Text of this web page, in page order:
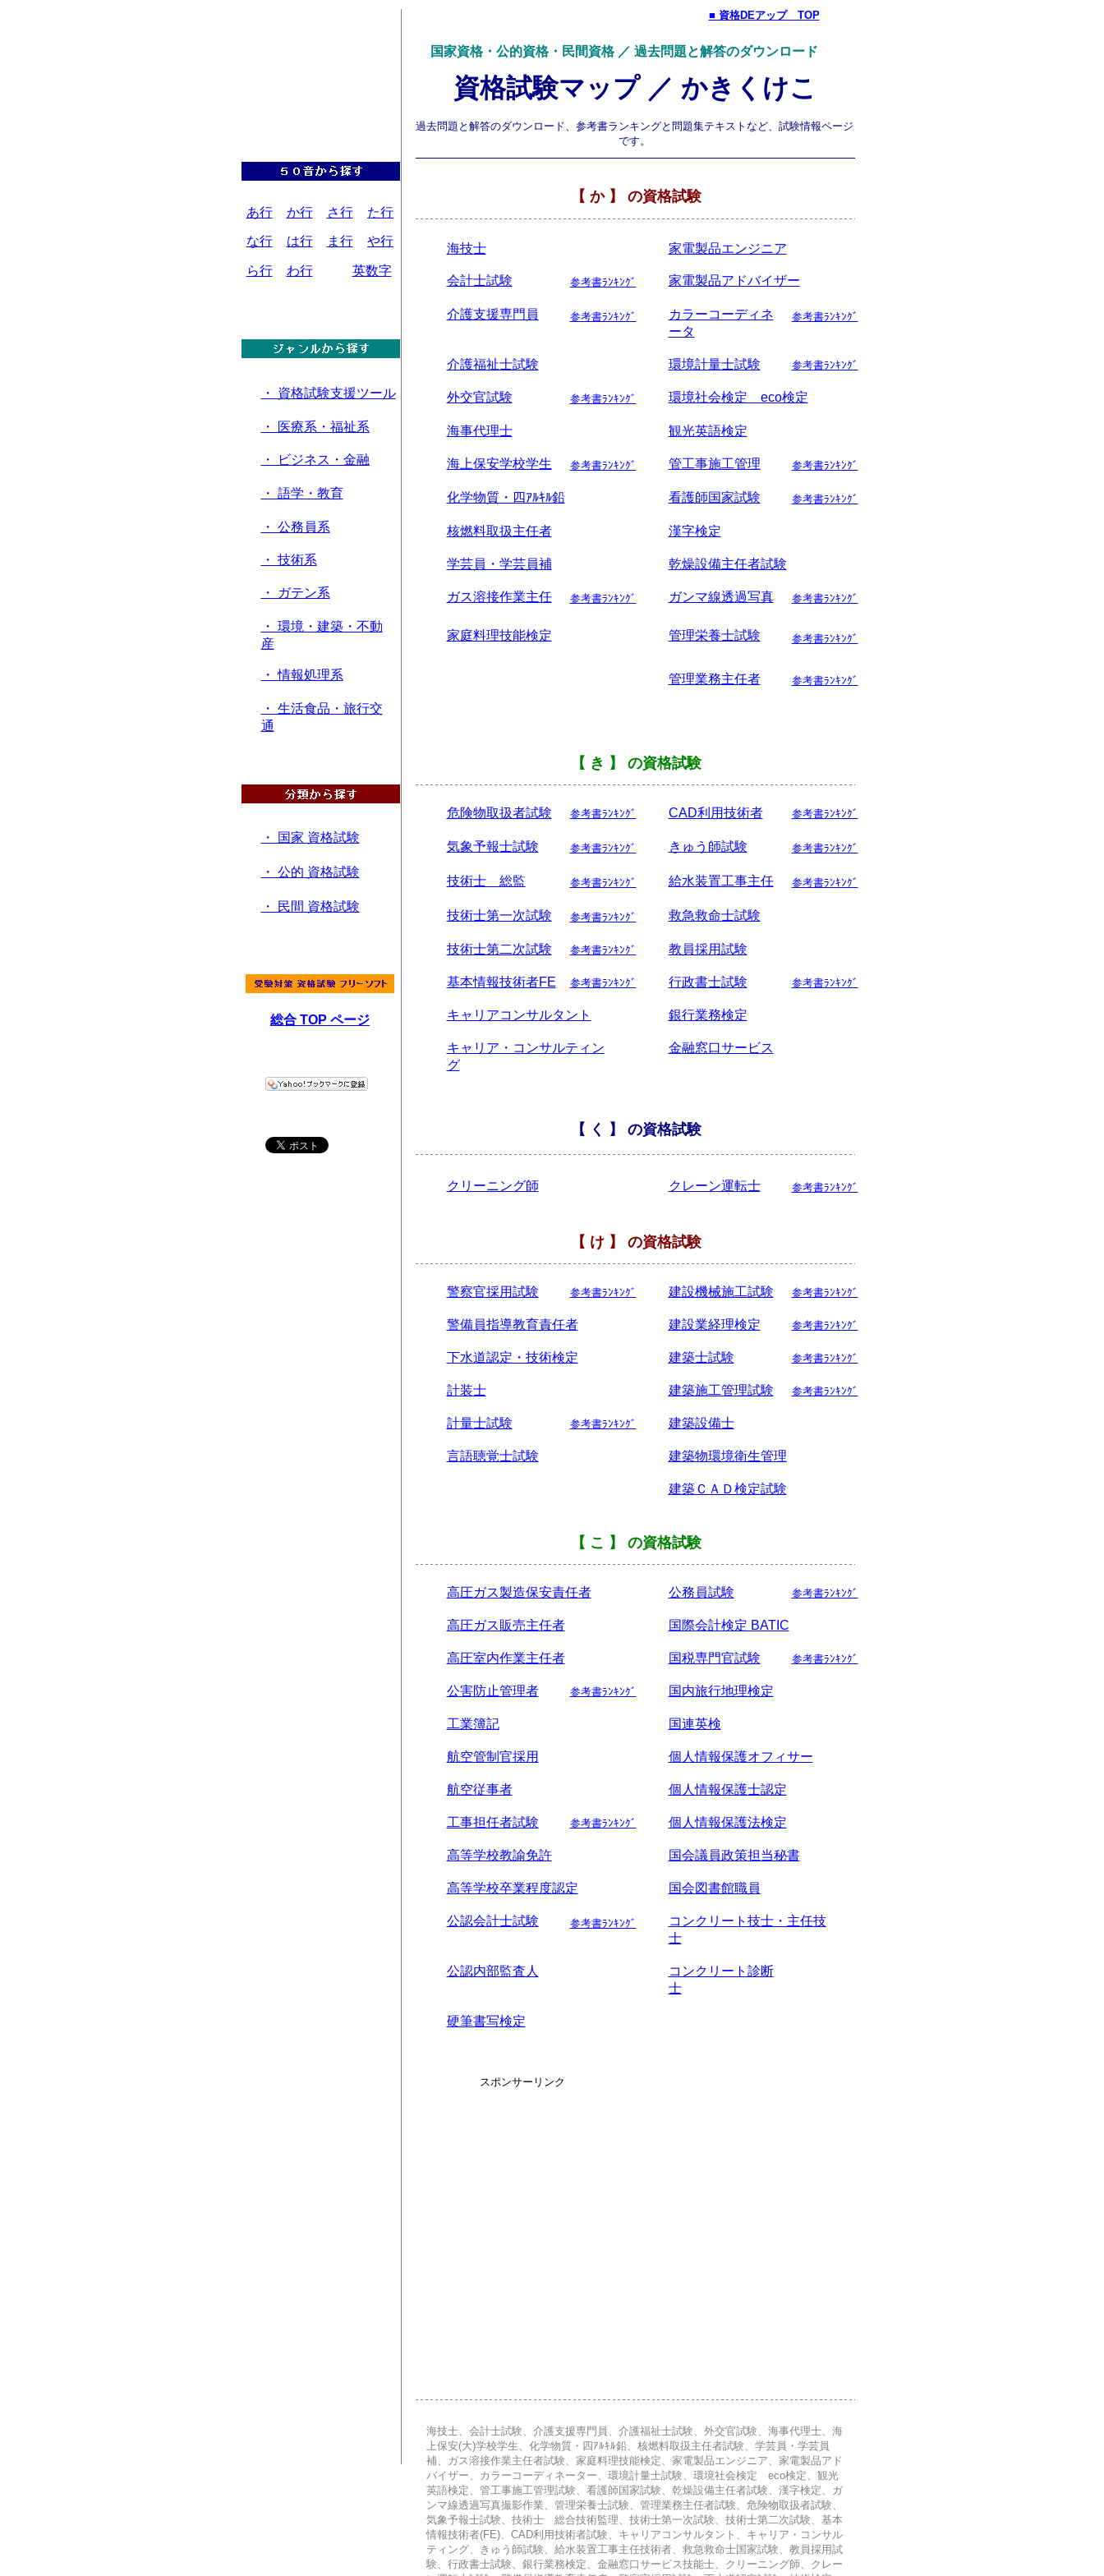
■ 資格DEアップ TOP
国家資格・公的資格・民間資格 ／ 過去問題と解答のダウンロード
資格試験マップ ／ かきくけこ
過去問題と解答のダウンロード、参考書ランキングと問題集テキストなど、試験情報ページ
です。
【 か 】 の資格試験
あ行 か行 さ行 た行
な行 は行 ま行 や行
海技士
家電製品エンジニア
ら行
わ行 英数字
会計士試験 家電製品アドバイザー
参考書ﾗﾝｷﾝｸﾞ
介護支援専門員
カラーコーディネ
ータ
参考書ﾗﾝｷﾝｸﾞ 参考書ﾗﾝｷﾝｸﾞ
介護福祉士試験 環境計量士試験 参考書ﾗﾝｷﾝｸﾞ
・ 資格試験支援ツール 外交官試験 環境社会検定 eco検定
参考書ﾗﾝｷﾝｸﾞ
・ 医療系・福祉系 海事代理士 観光英語検定
・ ビジネス・金融 海上保安学校学生 管工事施工管理
参考書ﾗﾝｷﾝｸﾞ 参考書ﾗﾝｷﾝｸﾞ
・ 語学・教育 化学物質・四ｱﾙｷﾙ鉛 看護師国家試験 参考書ﾗﾝｷﾝｸﾞ
・ 公務員系 核燃料取扱主任者 漢字検定
・ 技術系 学芸員・学芸員補 乾燥設備主任者試験
・ ガテン系 ガス溶接作業主任 ガンマ線透過写真
参考書ﾗﾝｷﾝｸﾞ 参考書ﾗﾝｷﾝｸﾞ
・ 環境・建築・不動
産
家庭料理技能検定 管理栄養士試験 参考書ﾗﾝｷﾝｸﾞ
・ 情報処理系 管理業務主任者 参考書ﾗﾝｷﾝｸﾞ
・ 生活食品・旅行交
通
【 き 】 の資格試験
危険物取扱者試験 CAD利用技術者
参考書ﾗﾝｷﾝｸﾞ 参考書ﾗﾝｷﾝｸﾞ
・ 国家 資格試験
気象予報士試験 きゅう師試験
参考書ﾗﾝｷﾝｸﾞ 参考書ﾗﾝｷﾝｸﾞ
・ 公的 資格試験
技術士 総監 給水装置工事主任
参考書ﾗﾝｷﾝｸﾞ 参考書ﾗﾝｷﾝｸﾞ
・ 民間 資格試験
技術士第一次試験 救急救命士試験
参考書ﾗﾝｷﾝｸﾞ
技術士第二次試験 教員採用試験
参考書ﾗﾝｷﾝｸﾞ
基本情報技術者FE 行政書士試験
参考書ﾗﾝｷﾝｸﾞ 参考書ﾗﾝｷﾝｸﾞ
キャリアコンサルタント 銀行業務検定
総合 TOP ページ
キャリア・コンサルティン
グ
金融窓口サービス
【 く 】 の資格試験
クリーニング師 クレーン運転士 参考書ﾗﾝｷﾝｸﾞ
【 け 】 の資格試験
警察官採用試験 建設機械施工試験
参考書ﾗﾝｷﾝｸﾞ 参考書ﾗﾝｷﾝｸﾞ
警備員指導教育責任者 建設業経理検定 参考書ﾗﾝｷﾝｸﾞ
下水道認定・技術検定 建築士試験 参考書ﾗﾝｷﾝｸﾞ
計装士 建築施工管理試験 参考書ﾗﾝｷﾝｸﾞ
計量士試験 建築設備士
参考書ﾗﾝｷﾝｸﾞ
言語聴覚士試験 建築物環境衛生管理
建築ＣＡＤ検定試験
【 こ 】 の資格試験
高圧ガス製造保安責任者 公務員試験 参考書ﾗﾝｷﾝｸﾞ
高圧ガス販売主任者 国際会計検定 BATIC
高圧室内作業主任者 国税専門官試験 参考書ﾗﾝｷﾝｸﾞ
公害防止管理者 国内旅行地理検定
参考書ﾗﾝｷﾝｸﾞ
工業簿記 国連英検
航空管制官採用 個人情報保護オフィサー
航空従事者 個人情報保護士認定
工事担任者試験 個人情報保護法検定
参考書ﾗﾝｷﾝｸﾞ
高等学校教諭免許 国会議員政策担当秘書
高等学校卒業程度認定 国会図書館職員
公認会計士試験
コンクリート技士・主任技
士
参考書ﾗﾝｷﾝｸﾞ
公認内部監査人
コンクリート診断
士
硬筆書写検定
スポンサーリンク
海技士、会計士試験、介護支援専門員、介護福祉士試験、外交官試験、海事代理士、海
上保安(大)学校学生、化学物質・四ｱﾙｷﾙ鉛、核燃料取扱主任者試験、学芸員・学芸員
補、ガス溶接作業主任者試験、家庭料理技能検定、家電製品エンジニア、家電製品アド
バイザー、カラーコーディネーター、環境計量士試験、環境社会検定 eco検定、観光
英語検定、管工事施工管理試験、看護師国家試験、乾燥設備主任者試験、漢字検定、ガ
ンマ線透過写真撮影作業、管理栄養士試験、管理業務主任者試験、危険物取扱者試験、
気象予報士試験、技術士 総合技術監理、技術士第一次試験、技術士第二次試験、基本
情報技術者(FE)、CAD利用技術者試験、キャリアコンサルタント、キャリア・コンサル
ティング、きゅう師試験、給水装置工事主任技術者、救急救命士国家試験、教員採用試
験、行政書士試験、銀行業務検定、金融窓口サービス技能士、クリーニング師、クレー